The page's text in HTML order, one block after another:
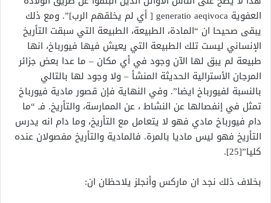
العفوية generatio aeqivoca [ أي لم يخلقهم الرب]”. ومع ذلك
يبقى صحيحا ان “المادة، الطبيعة، الطبيعة التي سبقت التأريخ
الإنساني ليست تلك الطبيعة التي يعيش فيها فيورباخ، انها
طبيعة لم يبق لها الآن وجود في أي مكان – ما عدا بعض جزائر
المرجان الأسترالية الحديثة المنشأ – ولا وجود لها بالتالي
بالنسبة لفيورباخ ايضا”. وفي النهاية فإن قصور مادية فيورباخ
تمثل في إنفصالها عن النشاط ، عن الممارسة، والتأريخ. فـ “ما
دام فيورباخ مادي فهو لا يتعامل مع التأريخ، وما دام انه يدرس
التأريخ فهو ليس ماديا بالمرة. فالمادية والتأريخ مفصولان عنده
كليا”[25].
بخلاف ذلك نجد ان ماركس وأنجلز يلاحظان ان: